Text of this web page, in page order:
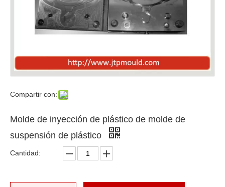
Compartir con:
Molde de inyección de plástico de molde de
suspensión de plástico
Cantidad: